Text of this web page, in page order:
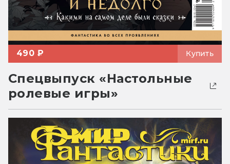
490 ₽ Купить
Спецвыпуск «Настольные
ролевые игры»